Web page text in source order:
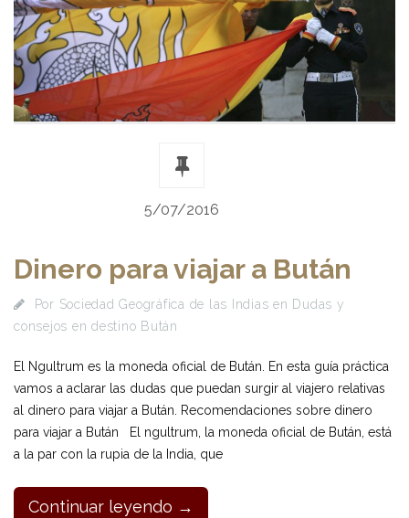
5/07/2016
Dinero para viajar a Bután
Por Sociedad Geográfica de las Indias en Dudas y
consejos en destino Bután
El Ngultrum es la moneda oficial de Bután. En esta guía práctica
vamos a aclarar las dudas que puedan surgir al viajero relativas
al dinero para viajar a Bután. Recomendaciones sobre dinero
para viajar a Bután El ngultrum, la moneda oficial de Bután, está
a la par con la rupia de la India, que
Continuar leyendo →